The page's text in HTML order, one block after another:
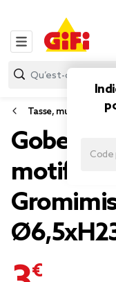
Tasse, mug et bol
Gobelet
motif et
3,99 €